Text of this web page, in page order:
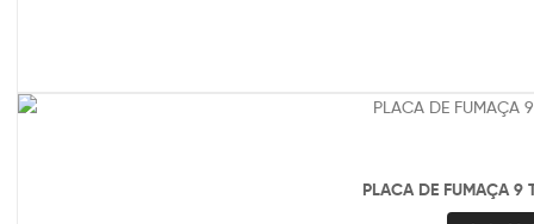
PLACA DE FUMAÇA 9